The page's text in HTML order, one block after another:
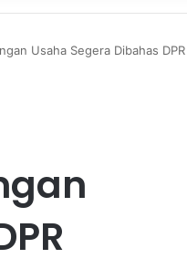
Usaha Segera Dibahas DPR